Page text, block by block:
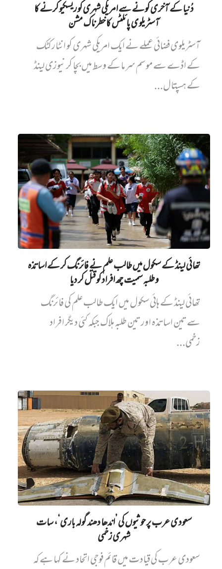
دُنیا کے آخری کونے سے امریکی شہری کو ریسکیو کرنے کا
آسٹریلوی پائلٹس کا خطرناک مشن
آسٹریلوی فضائی عملے نے ایک امریکی شہری کو انٹارکٹک
کے اڈے سے موسم سرما کے وسط میں بچا کر نیوزی لینڈ
کے ہسپتال...
تھائی لینڈ کے سکول میں طالب علم نے فائرنگ کر کے اساتذہ
و طلبہ سمیت چھ افراد کو قتل کر دیا
تھائی لینڈ کے ہائی سکول میں ایک طالب علم کی فائرنگ
سے تین اساتذہ اور تین طلبہ ہلاک جبکہ کئی دیگر افراد
زخمی...
سعودی عرب پر حوثیوں کی ’اندھا دھند گولہ باری‘، سات
شہری زخمی
سعودی عرب کی قیادت میں قائم فوجی اتحاد نے کہا ہے کہ